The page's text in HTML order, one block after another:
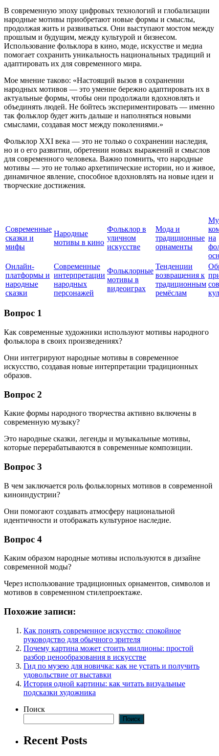
В современную эпоху цифровых технологий и глобализации
народные мотивы приобретают новые формы и смыслы,
продолжая жить и развиваться. Они выступают мостом между
прошлым и будущим, между культурой и бизнесом.
Использование фольклора в кино, моде, искусстве и медиа
помогает сохранить уникальность национальных традиций и
адаптировать их для современного мира.
Мое мнение таково: «Настоящий вызов в сохранении
народных мотивов — это умение бережно адаптировать их в
актуальные формы, чтобы они продолжали вдохновлять и
объединять людей. Не бойтесь экспериментировать — именно
так фольклор будет жить дальше и наполняться новыми
смыслами, создавая мост между поколениями.»
Фольклор XXI века — это не только о сохранении наследия,
но и о его развитии, обретении новых выражений и смыслов
для современного человека. Важно помнить, что народные
мотивы — это не только архетипические истории, но и живое,
динамичное явление, способное вдохновлять на новые идеи и
творческие достижения.
Современные
сказки и
мифы
Народные
мотивы в кино
Фольклор в
уличном
искусстве
Мода и
традиционные
орнаменты
на
Онлайн-
платформы и
народные
сказки
Современные
интерпретации
народных
персонажей
Фольклорные
мотивы в
видеоиграх
Тенденции
возвращения к
традиционным
ремёслам
Вопрос 1
Как современные художники используют мотивы народного
фольклора в своих произведениях?
Они интегрируют народные мотивы в современное
искусство, создавая новые интерпретации традиционных
образов.
Вопрос 2
Какие формы народного творчества активно включены в
современную музыку?
Это народные сказки, легенды и музыкальные мотивы,
которые перерабатываются в современные композиции.
Вопрос 3
В чем заключается роль фольклорных мотивов в современной
киноиндустрии?
Они помогают создавать атмосферу национальной
идентичности и отображать культурное наследие.
Вопрос 4
Каким образом народные мотивы используются в дизайне
современной моды?
Через использование традиционных орнаментов, символов и
мотивов в современном стилепроектаже.
Похожие записи:
Как понять современное искусство: спокойное
руководство для обычного зрителя
Почему картина может стоить миллионы: простой
разбор ценообразования в искусстве
Гид по музею для новичка: как не устать и получить
удовольствие от выставки
История одной картины: как читать визуальные
подсказки художника
Поиск
Поиск
Recent Posts